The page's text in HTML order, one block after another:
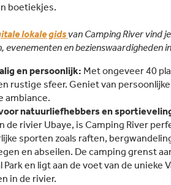
boetiekjes.
lokale gids van Camping River vind
evenementen en bezienswaardigheden
en persoonlijk: Met ongeveer 40
rustige sfeer. Geniet van
ambiance.
natuurliefhebbers en
de rivier Ubaye, is Camping River
sporten zoals raften,
en abseilen. De camping grenst
Park en ligt aan de voet van de unieke
in de rivier.